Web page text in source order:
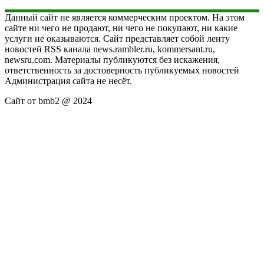
Данный сайт не является коммерческим проектом. На этом
сайте ни чего не продают, ни чего не покупают, ни какие
услуги не оказываются. Сайт представляет собой ленту
новостей RSS канала news.rambler.ru, kommersant.ru,
newsru.com. Материалы публикуются без искажения,
ответственность за достоверность публикуемых новостей
Администрация сайта не несёт.
Сайт от bmb2 @ 2024